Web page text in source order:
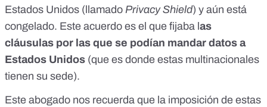
Estados Unidos (llamado Privacy Shield) y aún está
congelado. Este acuerdo es el que fijaba l as
cláusulas por las que se podían mandar datos a
Estados Unidos (que es donde estas multinacionales
tienen su sede).
Este abogado nos recuerda que la imposición de estas